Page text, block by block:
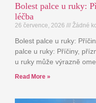
Bolest palce u ruky:
léčba
26 července, 2026 Žádné
Bolest palce u ruky:
palce u ruky: Příčiny,
u ruky může výrazně
Read More »